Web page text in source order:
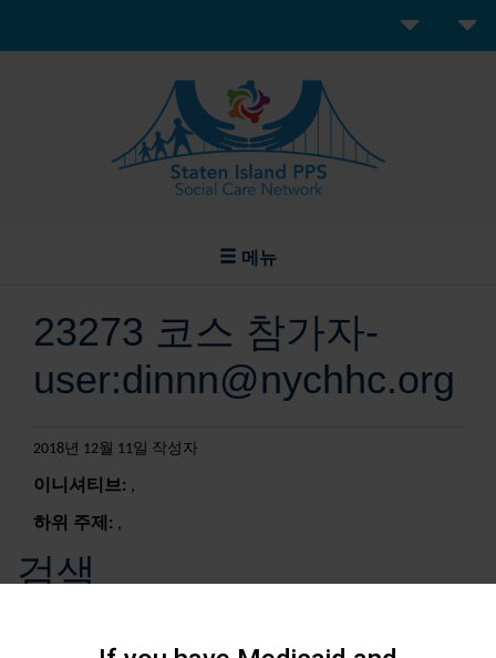
메뉴
23273 코스 참가자-
user:dinnn@nychhc.org
2018년 12월 11일 작성자
이니셔티브: ,
하위 주제: ,
검색